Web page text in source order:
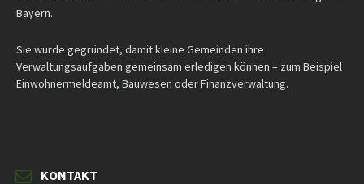
Bayern.
Sie wurde gegründet, damit kleine Gemeinden ihre
Verwaltungsaufgaben gemeinsam erledigen können – zum Beispiel
Einwohnermeldeamt, Bauwesen oder Finanzverwaltung.
KONTAKT